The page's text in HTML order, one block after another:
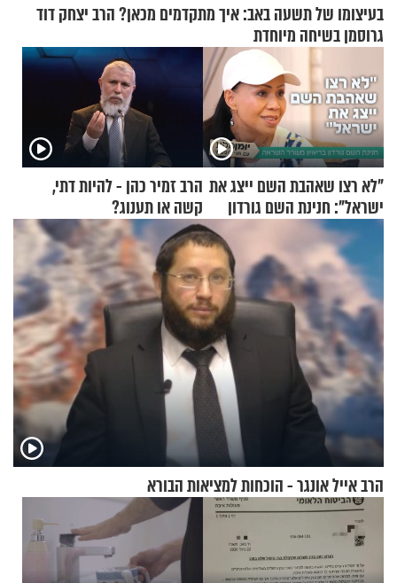
בעיצומו של תשעה באב: איך מתקדמים מכאן? הרב יצחק דוד
גרוסמן בשיחה מיוחדת
"לא רצו שאהבת השם ייצג את
ישראל": חנינת השם גורדון
בריאיון מעורר השראה
הרב זמיר כהן - להיות דתי,
קשה או תענוג?
הרב אייל אונגר - הוכחות למציאות הבורא